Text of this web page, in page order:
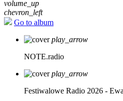
volume_up
chevron_left
Go to album
play_arrow
NOTE.radio
play_arrow
Festiwalowe Radio 2026 -